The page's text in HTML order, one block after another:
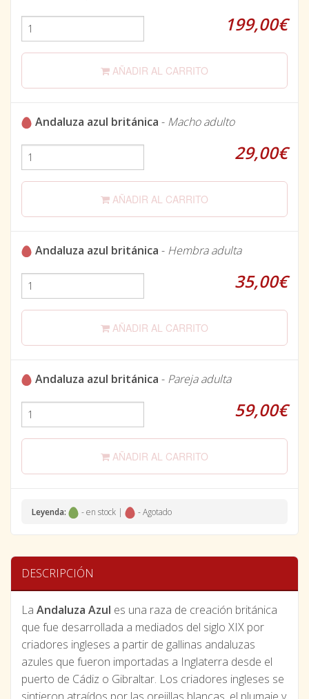
199,00€
AÑADIR AL CARRITO
Andaluza azul británica - Macho adulto
29,00€
AÑADIR AL CARRITO
Andaluza azul británica - Hembra adulta
35,00€
AÑADIR AL CARRITO
Andaluza azul británica - Pareja adulta
59,00€
AÑADIR AL CARRITO
Leyenda: - en stock | - Agotado
DESCRIPCIÓN
La Andaluza Azul es una raza de creación británica
que fue desarrollada a mediados del siglo XIX por
criadores ingleses a partir de gallinas andaluzas
azules que fueron importadas a Inglaterra desde el
puerto de Cádiz o Gibraltar. Los criadores ingleses se